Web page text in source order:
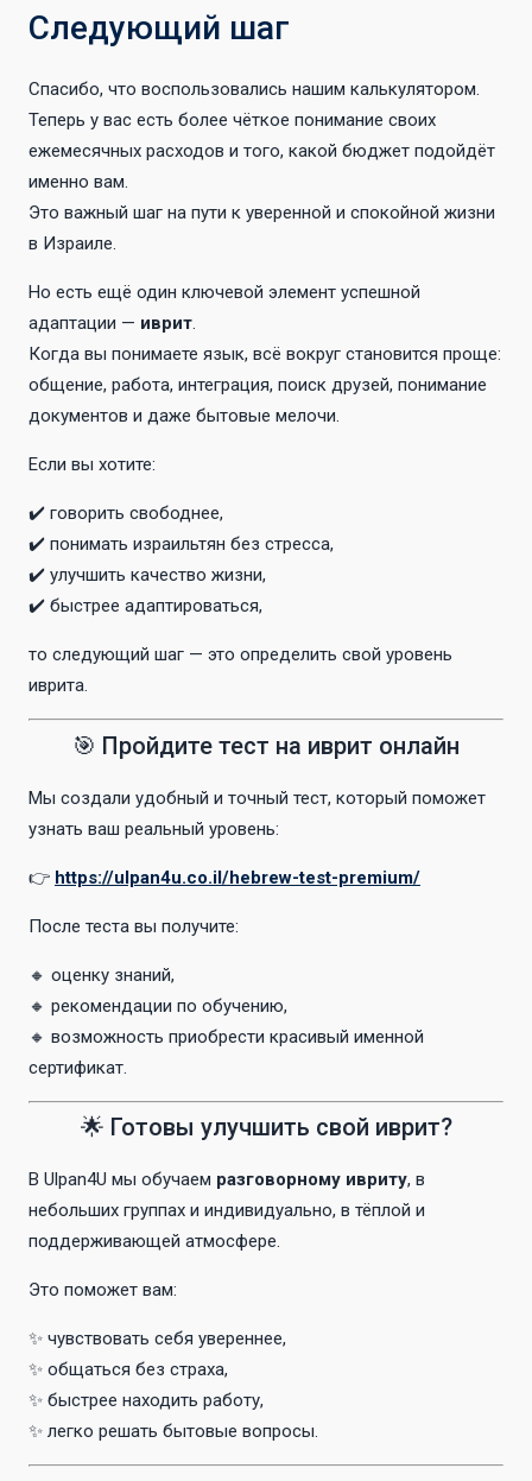
Следующий шаг
Спасибо, что воспользовались нашим калькулятором.
Теперь у вас есть более чёткое понимание своих
ежемесячных расходов и того, какой бюджет подойдёт
именно вам.
Это важный шаг на пути к уверенной и спокойной жизни
в Израиле.
Но есть ещё один ключевой элемент успешной
адаптации — иврит.
Когда вы понимаете язык, всё вокруг становится проще:
общение, работа, интеграция, поиск друзей, понимание
документов и даже бытовые мелочи.
Если вы хотите:
✔️ говорить свободнее,
✔️ понимать израильтян без стресса,
✔️ улучшить качество жизни,
✔️ быстрее адаптироваться,
то следующий шаг — это определить свой уровень
иврита.
🎯 Пройдите тест на иврит онлайн
Мы создали удобный и точный тест, который поможет
узнать ваш реальный уровень:
👉 https://ulpan4u.co.il/hebrew-test-premium/
После теста вы получите:
🔸 оценку знаний,
🔸 рекомендации по обучению,
🔸 возможность приобрести красивый именной
сертификат.
🌟 Готовы улучшить свой иврит?
В Ulpan4U мы обучаем разговорному ивриту, в
небольших группах и индивидуально, в тёплой и
поддерживающей атмосфере.
Это поможет вам:
✨ чувствовать себя увереннее,
✨ общаться без страха,
✨ быстрее находить работу,
✨ легко решать бытовые вопросы.